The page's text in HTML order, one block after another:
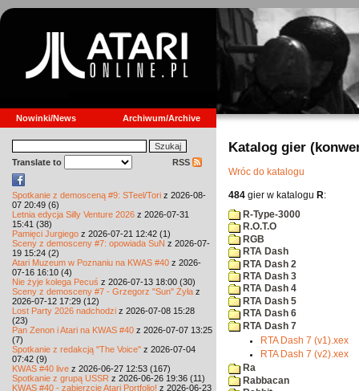
Nowinki/News Archiwum/Archive
Translate to RSS
Spotkanie z demosceną #9: STeel/Tori z 2026-08-
07 20:49 (6)
Letnia edycja Silly Venture 2026 z 2026-07-31
15:41 (38)
Pamięci Jurgiego z 2026-07-21 12:42 (1)
Sceny z demosceny #7: opowiada SuN z 2026-07-
19 15:24 (2)
Atari Muzeum w Poznaniu na KWAS #40 z 2026-
07-16 16:10 (4)
Nie żyje kolega Pecuś z 2026-07-13 18:00 (30)
Sceny z demosceny #7 - Grzegorz "Sun" Żyła z
2026-07-12 17:29 (12)
Lost Party 2026 nadchodzi z 2026-07-08 15:28
(23)
Pan Zenon i Atari na KWAS #40 z 2026-07-07 13:25
(7)
Spotkanie z redakcją "The Voice" z 2026-07-04
07:42 (9)
KWAS #40 live z 2026-06-27 12:53 (167)
Spotkanie z grupą USSR z 2026-06-26 19:36 (11)
KWAS #40 - zabierzcie Atari Portfolio! z 2026-06-23
Katalog gier
Wróc do katalogu
484 gier w katalogu R:
R-Type-3000
R.O.T.O
RGB
RTA Dash
RTA Dash 2
RTA Dash 3
RTA Dash 4
RTA Dash 5
RTA Dash 6
RTA Dash 7
RTA Dash 7 (v1).xex
RTA Dash 7 (v2).xex
Ra
Rabbacan